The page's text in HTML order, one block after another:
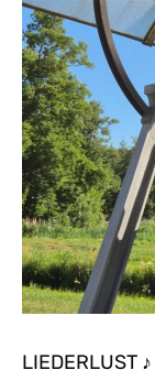
LIEDERLUST